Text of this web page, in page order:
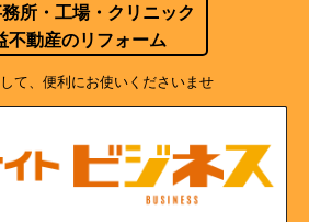
所・工場・クリニック
不動産のリフォーム
て、便利にお使いくださいませ